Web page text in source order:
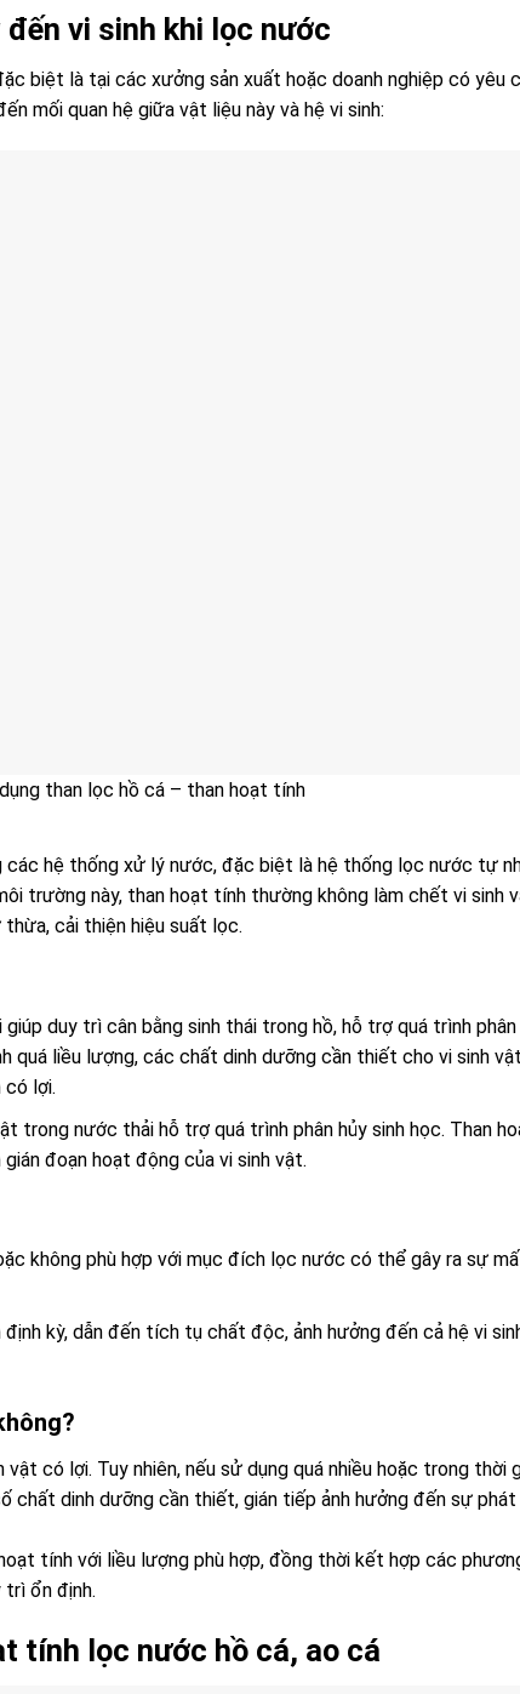
vi sinh khi lọc nước
biệt là tại các xưởng sản xuất hoặc doanh nghiệp có yêu
mối quan hệ giữa vật liệu này và hệ vi sinh:
than lọc hồ cá – than hoạt tính
hệ thống xử lý nước, đặc biệt là hệ thống lọc nước tự
trường này, than hoạt tính thường không làm chết vi sinh
cải thiện hiệu suất lọc.
duy trì cân bằng sinh thái trong hồ, hỗ trợ quá trình phân
quá liều lượng, các chất dinh dưỡng cần thiết cho vi sinh
có lợi.
trong nước thải hỗ trợ quá trình phân hủy sinh học. Than
đoạn hoạt động của vi sinh vật.
không phù hợp với mục đích lọc nước có thể gây ra sự
kỳ, dẫn đến tích tụ chất độc, ảnh hưởng đến cả hệ vi
có lợi. Tuy nhiên, nếu sử dụng quá nhiều hoặc trong thời
chất dinh dưỡng cần thiết, gián tiếp ảnh hưởng đến sự phát
tính với liều lượng phù hợp, đồng thời kết hợp các
trì ổn định.
tính lọc nước hồ cá, ao cá